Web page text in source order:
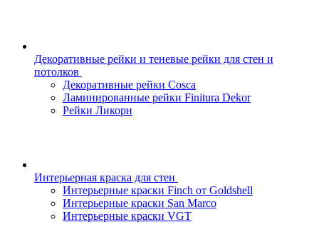
Декоративные рейки и теневые рейки для стен и
потолков
Декоративные рейки Cosca
Ламинированные рейки Finitura Dekor
Рейки Ликорн
Интерьерная краска для стен
Интерьерные краски Finch от Goldshell
Интерьерные краски San Marco
Интерьерные краски VGT